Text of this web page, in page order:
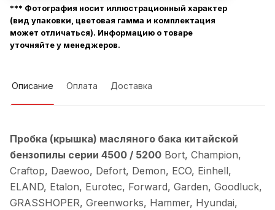
*** Фотография носит иллюстрационный характер
(вид упаковки, цветовая гамма и комплектация
может отличаться). Информацию о товаре
уточняйте у менеджеров.
Описание Оплата Доставка
Пробка (крышка) масляного бака китайской
бензопилы серии 4500 / 5200 Bort, Champion,
Craftop, Daewoo, Defort, Demon, ECO, Einhell,
ELAND, Etalon, Eurotec, Forward, Garden, Goodluck,
GRASSHOPER, Greenworks, Hammer, Hyundai,